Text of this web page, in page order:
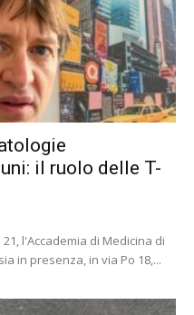
il ruolo delle T-
l'Accademia di Medicina di
in presenza, in via Po 18,...